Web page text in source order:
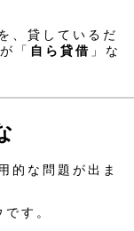
、貸しているだ
「 自ら貸借 」な
的な問題が出ま
です。